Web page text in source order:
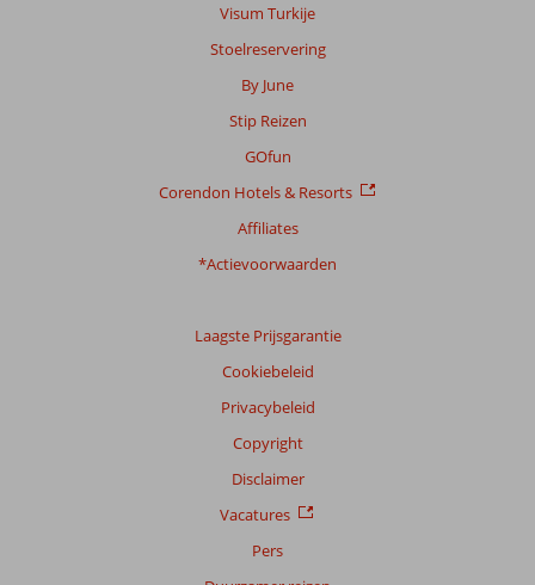
Visum Turkije
Stoelreservering
By June
Stip Reizen
GOfun
Corendon Hotels & Resorts
Affiliates
*Actievoorwaarden
Laagste Prijsgarantie
Cookiebeleid
Privacybeleid
Copyright
Disclaimer
Vacatures
Pers